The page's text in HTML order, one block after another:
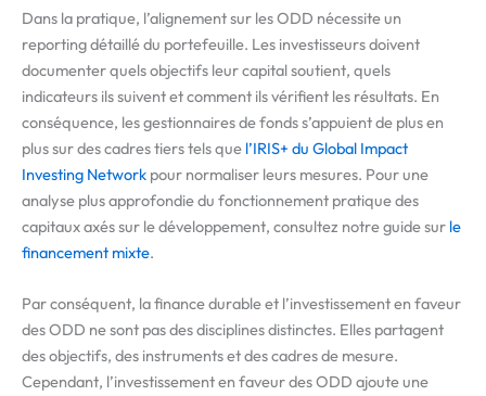
Dans la pratique, l’alignement sur les ODD nécessite un
reporting détaillé du portefeuille. Les investisseurs doivent
documenter quels objectifs leur capital soutient, quels
indicateurs ils suivent et comment ils vérifient les résultats. En
conséquence, les gestionnaires de fonds s’appuient de plus en
plus sur des cadres tiers tels que l’IRIS+ du Global Impact
Investing Network pour normaliser leurs mesures. Pour une
analyse plus approfondie du fonctionnement pratique des
capitaux axés sur le développement, consultez notre guide sur le
financement mixte.
Par conséquent, la finance durable et l’investissement en faveur
des ODD ne sont pas des disciplines distinctes. Elles partagent
des objectifs, des instruments et des cadres de mesure.
Cependant, l’investissement en faveur des ODD ajoute une